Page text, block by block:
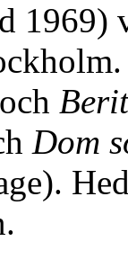
1969)
och
Dom